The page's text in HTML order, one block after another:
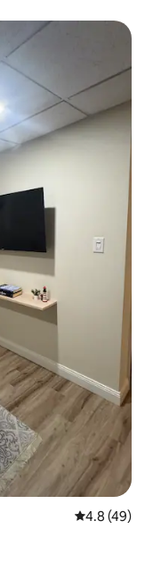
평점 4.8점(5
4.8 (49)